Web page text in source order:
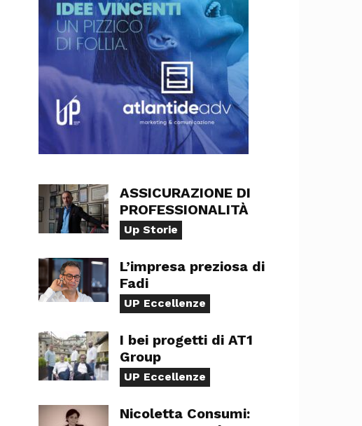
ASSICURAZIONE DI
PROFESSIONALITÀ
Up Storie
L’impresa preziosa di
Fadi
UP Eccellenze
I bei progetti di AT1
Group
UP Eccellenze
Nicoletta Consumi: